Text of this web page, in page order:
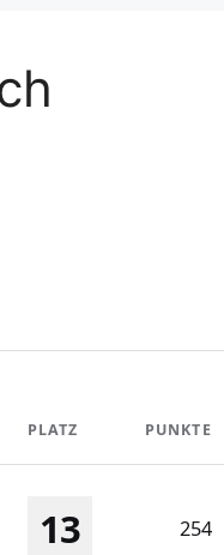
PLATZ PUNKTE
13 254